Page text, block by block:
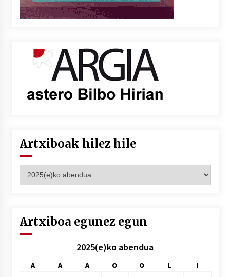
Artxiboak hilez hile
hilez
Artxiboa egunez egun
2025(e)ko abendua
A A A O O L
I